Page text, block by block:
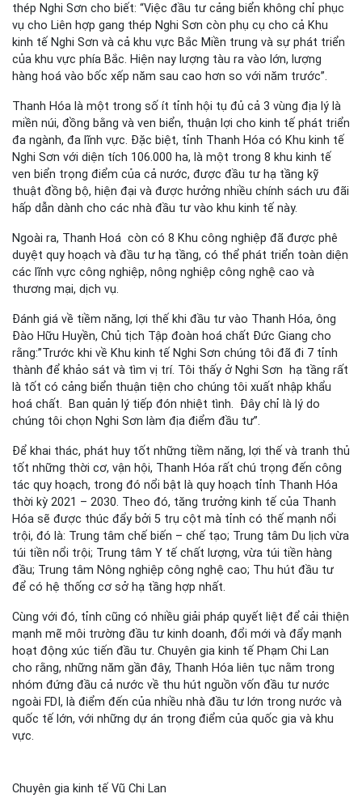
thép Nghi Sơn cho biết: “Việc đầu tư cảng biển không chỉ phục
vụ cho Liên hợp gang thép Nghi Sơn còn phụ cụ cho cả Khu
kinh tế Nghi Sơn và cả khu vực Bắc Miền trung và sự phát triển
của khu vực phía Bắc. Hiện nay lượng tàu ra vào lớn, lượng
hàng hoá vào bốc xếp năm sau cao hơn so với năm trước”.
Thanh Hóa là một trong số ít tỉnh hội tụ đủ cả 3 vùng địa lý là
miền núi, đồng bằng và ven biển, thuận lợi cho kinh tế phát triển
đa ngành, đa lĩnh vực. Đặc biệt, tỉnh Thanh Hóa có Khu kinh tế
Nghi Sơn với diện tích 106.000 ha, là một trong 8 khu kinh tế
ven biển trọng điểm của cả nước, được đầu tư hạ tầng kỹ
thuật đồng bộ, hiện đại và được hưởng nhiều chính sách ưu đãi
hấp dẫn dành cho các nhà đầu tư vào khu kinh tế này.
Ngoài ra, Thanh Hoá còn có 8 Khu công nghiệp đã được phê
duyệt quy hoạch và đầu tư hạ tầng, có thể phát triển toàn diện
các lĩnh vực công nghiệp, nông nghiệp công nghệ cao và
thương mại, dịch vụ.
Đánh giá về tiềm năng, lợi thế khi đầu tư vào Thanh Hóa, ông
Đào Hữu Huyền, Chủ tịch Tập đoàn hoá chất Đức Giang cho
rằng:”Trước khi về Khu kinh tế Nghi Sơn chúng tôi đã đi 7 tỉnh
thành để khảo sát và tìm vị trí. Tôi thấy ở Nghi Sơn hạ tầng rất
là tốt có cảng biển thuận tiện cho chúng tôi xuất nhập khẩu
hoá chất. Ban quản lý tiếp đón nhiệt tình. Đây chỉ là lý do
chúng tôi chọn Nghi Sơn làm địa điểm đầu tư”.
Để khai thác, phát huy tốt những tiềm năng, lợi thế và tranh thủ
tốt những thời cơ, vận hội, Thanh Hóa rất chú trọng đến công
tác quy hoạch, trong đó nổi bật là quy hoạch tỉnh Thanh Hóa
thời kỳ 2021 – 2030. Theo đó, tăng trưởng kinh tế của Thanh
Hóa sẽ được thúc đẩy bởi 5 trụ cột mà tỉnh có thế mạnh nổi
trội, đó là: Trung tâm chế biến – chế tạo; Trung tâm Du lịch vừa
túi tiền nổi trội; Trung tâm Y tế chất lượng, vừa túi tiền hàng
đầu; Trung tâm Nông nghiệp công nghệ cao; Thu hút đầu tư
để có hệ thống cơ sở hạ tầng hợp nhất.
Cùng với đó, tỉnh cũng có nhiều giải pháp quyết liệt để cải thiện
mạnh mẽ môi trường đầu tư kinh doanh, đổi mới và đẩy mạnh
hoạt động xúc tiến đầu tư. Chuyên gia kinh tế Phạm Chi Lan
cho rằng, những năm gần đây, Thanh Hóa liên tục nằm trong
nhóm đứng đầu cả nước về thu hút nguồn vốn đầu tư nước
ngoài FDI, là điểm đến của nhiều nhà đầu tư lớn trong nước và
quốc tế lớn, với những dự án trọng điểm của quốc gia và khu
vực.
Chuyên gia kinh tế Vũ Chi Lan